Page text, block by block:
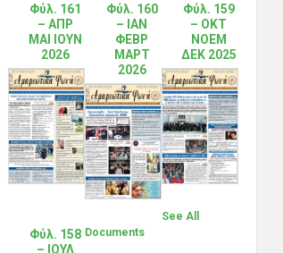
Φύλ. 161
– ΑΠΡ
ΜΑΙ ΙΟΥΝ
2026
Φύλ. 160
– ΙΑΝ
ΦΕΒΡ
ΜΑΡΤ
2026
Φύλ. 159
– ΟΚΤ
ΝΟΕΜ
ΔΕΚ 2025
Φύλ. 158
– ΙΟΥΛ
See All
Documents